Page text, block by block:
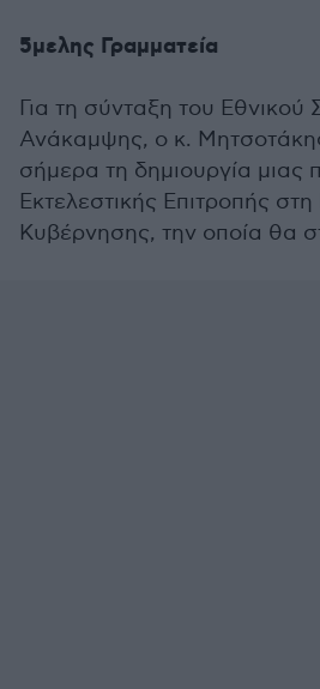
5μελης Γραμματεία
Για τη σύνταξη του Εθνικού
Ανάκαμψης, ο κ.
σήμερα τη δημιουργία μιας
Εκτελεστικής Επιτροπής
Κυβέρνησης, την οποία θα